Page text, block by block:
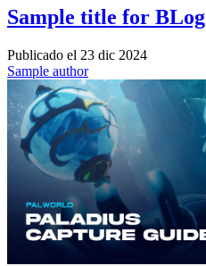
Sample title for BLog
Publicado el 23 dic 2024
Sample author